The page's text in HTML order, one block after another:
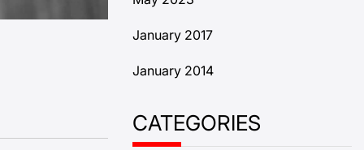
January 2017
January 2014
CATEGORIES